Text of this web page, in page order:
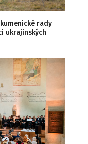
rady
ukrajinských